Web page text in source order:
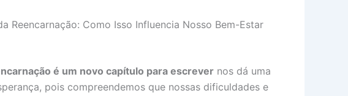
Reencarnação: Como Isso Influencia Nosso Bem-Estar
é um novo capítulo para escrever nos dá uma
pois compreendemos que nossas dificuldades e